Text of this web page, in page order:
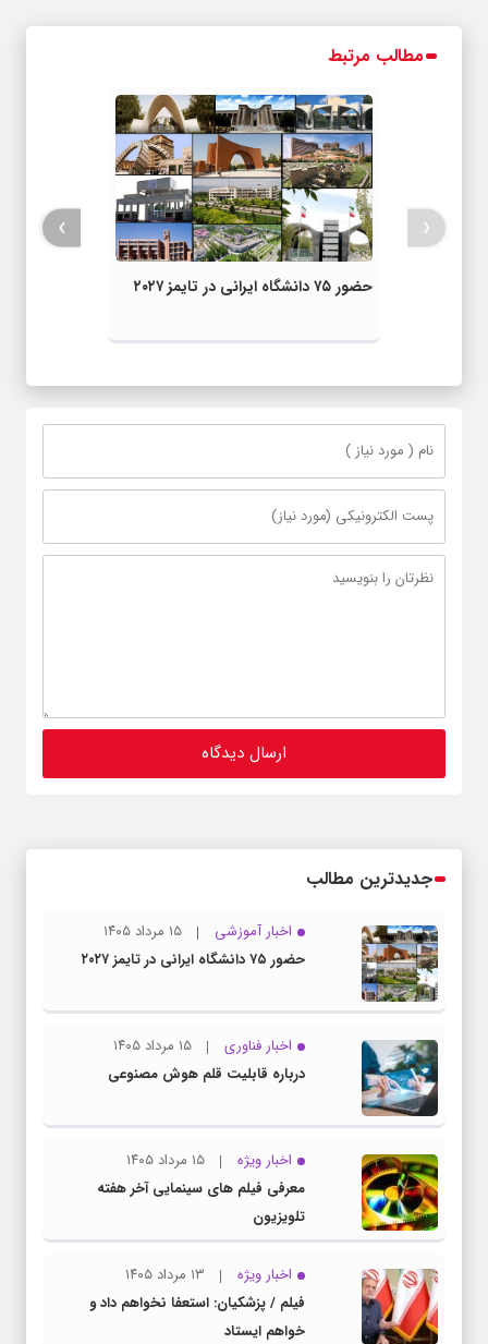
مطالب مرتبط
حضور ۷۵ دانشگاه ایرانی در تایمز ۲۰۲۷
‹
›
جدیدترین مطالب
اخبار آموزشی
۱۵ مرداد ۱۴۰۵
حضور ۷۵ دانشگاه ایرانی در تایمز ۲۰۲۷
اخبار فناوری
۱۵ مرداد ۱۴۰۵
درباره قابلیت قلم هوش مصنوعی
اخبار ویژه
۱۵ مرداد ۱۴۰۵
معرفی فیلم های سینمایی آخر هفته
تلویزیون
اخبار ویژه
۱۳ مرداد ۱۴۰۵
فیلم / پزشکیان: استعفا نخواهم داد و
خواهم ایستاد